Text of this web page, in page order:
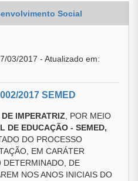
Social
03/2017 - Atualizado em:
2017 SEMED
IMPERATRIZ , POR MEIO
DE EDUCAÇÃO - SEMED,
DO PROCESSO
EM CARÁTER
DETERMINADO, DE
NOS ANOS INICIAIS DO